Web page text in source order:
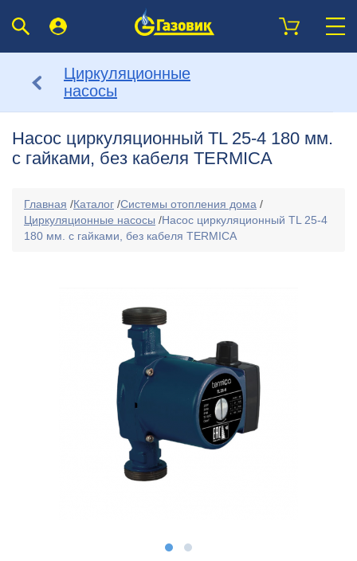
Циркуляционные
насосы
Насос циркуляционный TL 25-4 180 мм.
с гайками, без кабеля TERMIСA
Главная /Каталог /Системы отопления дома /
Циркуляционные насосы /Насос циркуляционный TL 25-4
180 мм. с гайками, без кабеля TERMIСA